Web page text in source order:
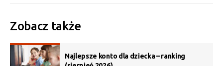
Zobacz także
Najlepsze konto dla dziecka – ranking